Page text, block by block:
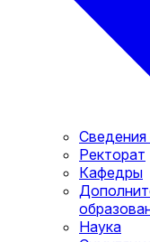
Сведения
Ректорат
Кафедры
Наука